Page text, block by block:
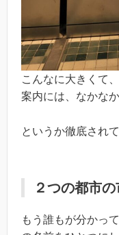
こんなに大きくて
案内には、なかな
というか徹底され
２つの都市
もう誰もが分かっ